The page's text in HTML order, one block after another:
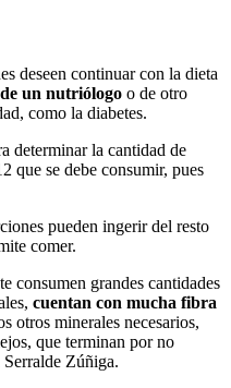
deseen continuar con la dieta
un nutriólogo o de otro
como la diabetes.
determinar la cantidad de
que se debe consumir, pues
pueden ingerir del resto
comer.
consumen grandes cantidades
cuentan con mucha fibra
otros minerales necesarios,
que terminan por no
Serralde Zúñiga.